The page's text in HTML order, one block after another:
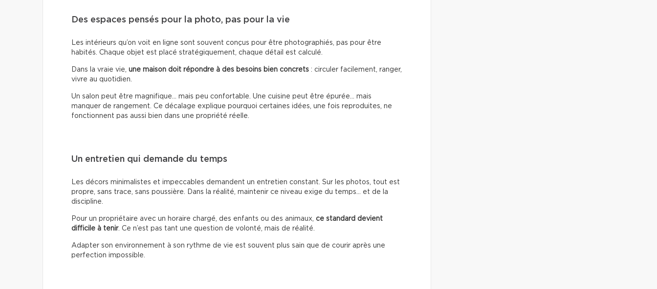
Des espaces pensés pour la photo, pas pour la vie
Les intérieurs qu’on voit en ligne sont souvent conçus pour être photographiés, pas pour être
habités. Chaque objet est placé stratégiquement, chaque détail est calculé.
Dans la vraie vie, une maison doit répondre à des besoins bien concrets : circuler facilement, ranger,
vivre au quotidien.
Un salon peut être magnifique… mais peu confortable. Une cuisine peut être épurée… mais
manquer de rangement. Ce décalage explique pourquoi certaines idées, une fois reproduites, ne
fonctionnent pas aussi bien dans une propriété réelle.
Un entretien qui demande du temps
Les décors minimalistes et impeccables demandent un entretien constant. Sur les photos, tout est
propre, sans trace, sans poussière. Dans la réalité, maintenir ce niveau exige du temps… et de la
discipline.
Pour un propriétaire avec un horaire chargé, des enfants ou des animaux, ce standard devient
difficile à tenir. Ce n’est pas tant une question de volonté, mais de réalité.
Adapter son environnement à son rythme de vie est souvent plus sain que de courir après une
perfection impossible.